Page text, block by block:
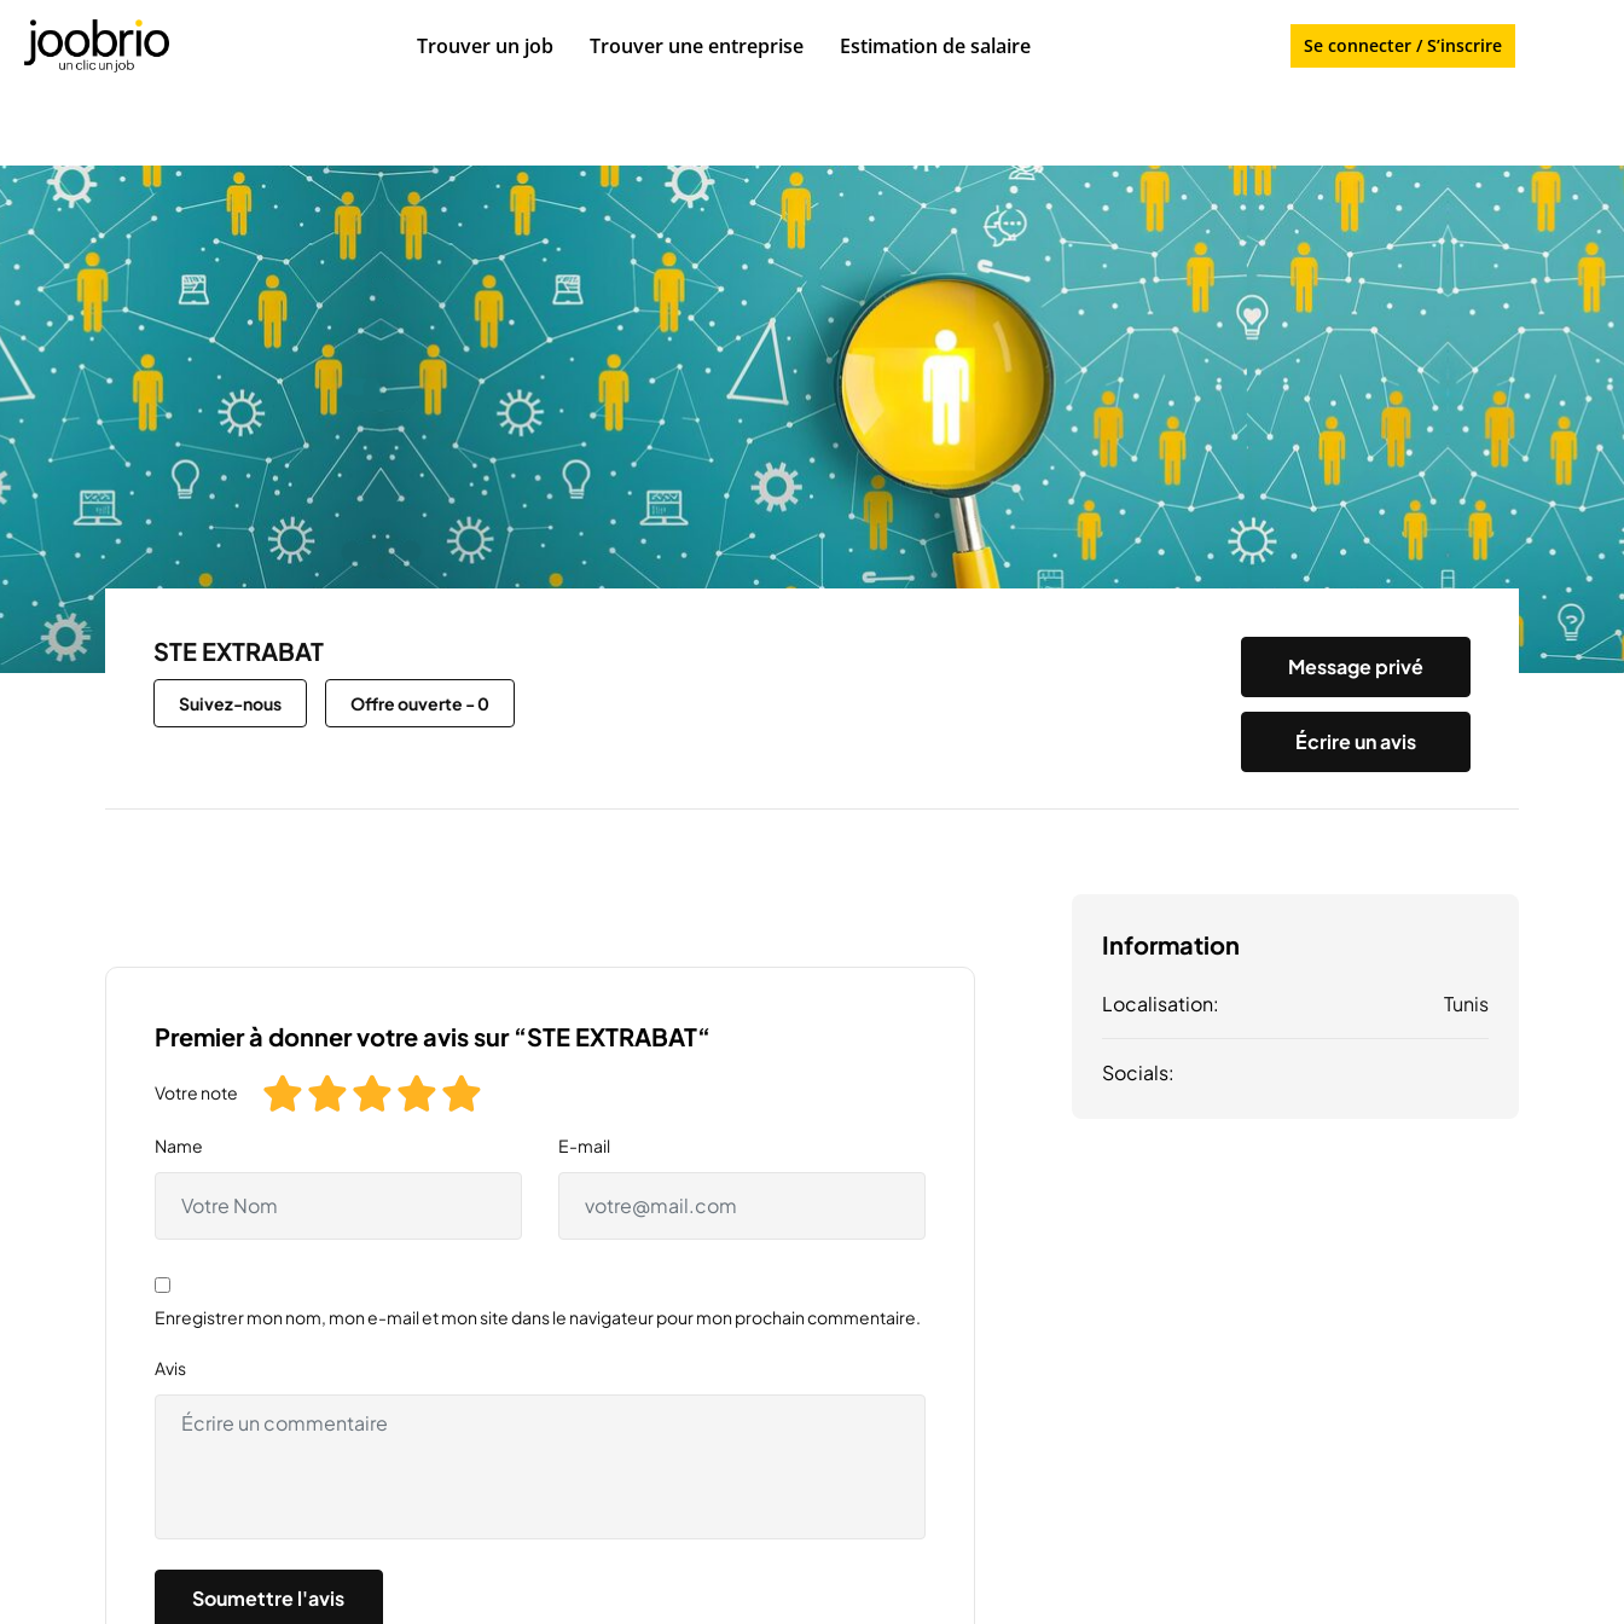
Trouver un job Trouver une entreprise Estimation de salaire Se connecter / S’inscrire
STE EXTRABAT
Suivez-nous Offre ouverte -0
Message privé
Écrire un avis
Premier à donner votre avis sur “STE EXTRABAT“
Votre note
Name E-mail
Enregistrer mon nom, mon e-mail et mon site dans le navigateur pour mon prochain commentaire.
Avis
Information
Localisation: Tunis
Socials: